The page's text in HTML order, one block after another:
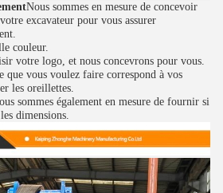
Nous sommes en mesure de concevoir
excavateur pour vous assurer
couleur.
votre logo, et nous concevrons pour vous.
que vous voulez faire correspond à vos
les oreillettes.
sommes également en mesure de fournir si
dimensions.